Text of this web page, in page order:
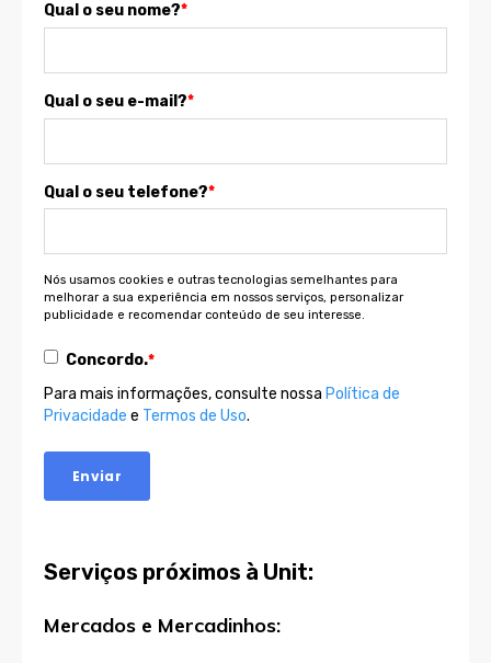
Qual o seu nome?*
Qual o seu e-mail?*
Qual o seu telefone?*
Nós usamos cookies e outras tecnologias semelhantes para
melhorar a sua experiência em nossos serviços, personalizar
publicidade e recomendar conteúdo de seu interesse.
Concordo.*
Para mais informações, consulte nossa Política de
Privacidade e Termos de Uso.
Serviços próximos à Unit:
Mercados e Mercadinhos: